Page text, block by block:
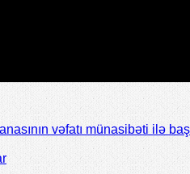
vəfatı münasibəti ilə